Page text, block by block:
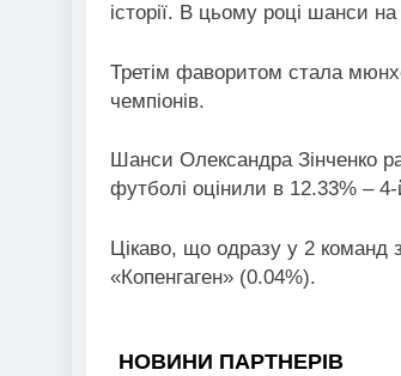
історії. В цьому році шанси
Третім фаворитом стала
чемпіонів.
Шанси Олександра Зінченко
футболі оцінили в 12.33% –
Цікаво, що одразу у 2 команд
«Копенгаген» (0.04%).